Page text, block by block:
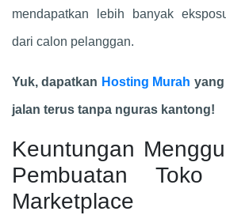
mendapatkan lebih banyak
dari calon pelanggan.
Yuk, dapatkan Hosting Murah
jalan terus tanpa nguras kantong!
Keuntungan
Pembuatan
Marketplace